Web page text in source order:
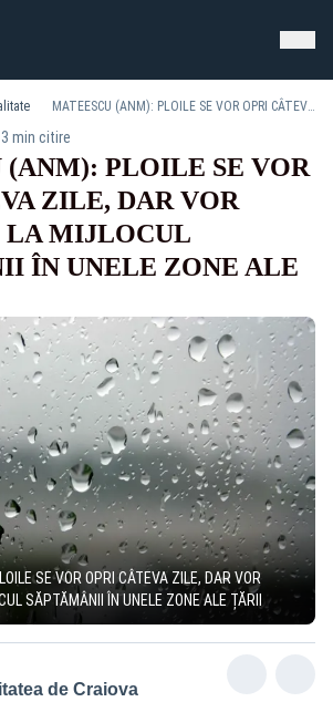
MATEESCU (ANM): PLOILE SE VOR OPRI CÂTEVA ZILE, DAR VOR REVENI DE LA MIJLOCUL SĂPTĂMÂNII ÎN UNELE ZONE ALE ȚĂRII
3 min citire
(ANM): PLOILE SE VOR
ZILE, DAR VOR
LA MIJLOCUL
ÎN UNELE ZONE ALE
SE VOR OPRI CÂTEVA ZILE, DAR VOR
SĂPTĂMÂNII ÎN UNELE ZONE ALE ȚĂRII
de Craiova